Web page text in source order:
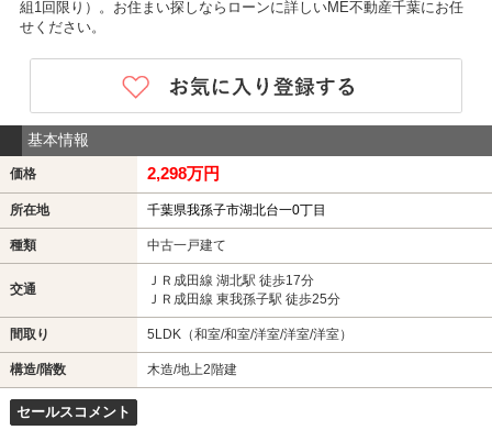
組1回限り）。お住まい探しならローンに詳しいME不動産千葉にお任
せください。
基本情報
価格 2,298万円
所在地 千葉県我孫子市湖北台一0丁目
種類 中古一戸建て
交通
ＪＲ成田線 湖北駅 徒歩17分
ＪＲ成田線 東我孫子駅 徒歩25分
間取り 5LDK（和室/和室/洋室/洋室/洋室）
構造/階数 木造/地上2階建
セールスコメント